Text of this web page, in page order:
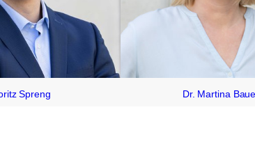
Spreng Dr. Martina